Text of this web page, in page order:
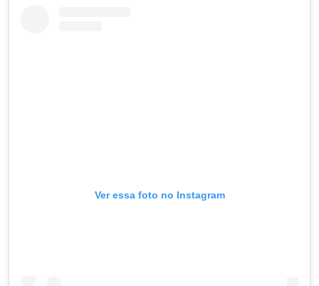
Ver essa foto no Instagram